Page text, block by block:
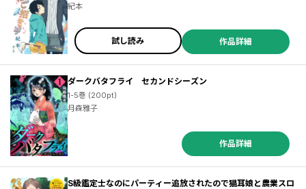
紀本
試し読み 作品詳細
ダークバタフライ セカンドシーズン
1-5巻 (200pt)
月森雅子
作品詳細
S級鑑定士なのにパーティー追放されたので猫耳娘と農業スロ